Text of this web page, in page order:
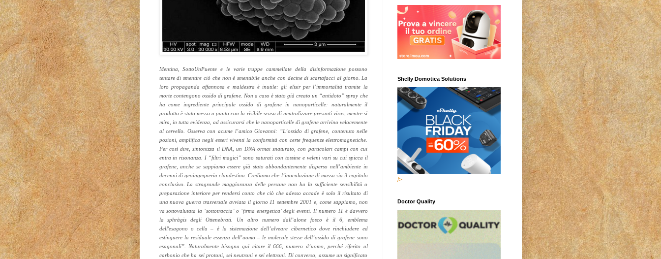
Mentina, SottoUnPuente e le varie truppe cammellate della disinformazione possono
tentare di smentire ciò che non è smentibile anche con decine di scartafacci al giorno. La
loro propaganda affannosa e maldestra è inutile: gli elisirper l’immortalità tramite la
morte contengono ossido di grafene. Non a caso è stato già creato un “antidoto” spray che
ha come ingrediente principale ossido di grafene in nanoparticelle: naturalmente il
prodotto è stato messo a punto con la risibile scusa di neutralizzare presunti virus, mentre si
mira, in tutta evidenza, ad assicurarsi che le nanoparticelle di grafene arrivino velocemente
al cervello. Osserva con acume l’amico Giovanni: “L’ossido di grafene, contenuto nelle
pozioni, amplifica negli esseri viventi la conformità con certe frequenze elettromagnetiche.
Per così dire, sintonizza il DNA, un DNA ormai snaturato, con particolari campi con cui
entra in risonanza. I “filtri magici” sono saturati con tossine e veleni vari su cui spicca il
grafene, anche se sappiamo essere già stato abbondantemente disperso nell’ambiente in
decenni di geoingegneria clandestina. Crediamo che l’inoculazione di massa sia il capitolo
conclusivo. La stragrande maggioranza delle persone non ha la sufficiente sensibilità o
preparazione interiore per rendersi conto che ciò che adesso accade è solo il risultato di
una nuova guerra trasversale avviata il giorno 11 settembre 2001 e, come sappiamo, non
va sottovalutata la ‘sottotraccia’ o ‘firma energetica’ degli eventi. Il numero 11 è davvero
lasphràgis degli Ottenebrati. Un altro numero dall’alone fosco è il 6, emblema
dell'esagono o cella – è la sistemazione dell’alveare cibernetico dove rinchiudere ed
estinguere la residuale essenza dell’uomo – le molecole stesse dell’ossido di grafene sono
esagonali”. Naturalmente bisogna qui citare il 666, numero d’uomo, perché riferito al
carbonio che ha sei protoni, sei neutroni e sei elettroni. Di converso, assume un significato
Shelly Domotica Solutions
/>
Doctor Quality